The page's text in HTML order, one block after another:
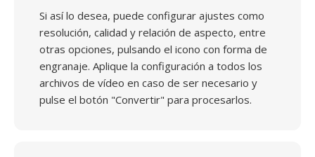
Si así lo desea, puede configurar ajustes como
resolución, calidad y relación de aspecto, entre
otras opciones, pulsando el icono con forma de
engranaje. Aplique la configuración a todos los
archivos de vídeo en caso de ser necesario y
pulse el botón "Convertir" para procesarlos.